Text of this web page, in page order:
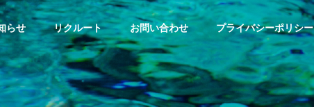
らせ リクルート お問い合わせ プライバシーポリシー